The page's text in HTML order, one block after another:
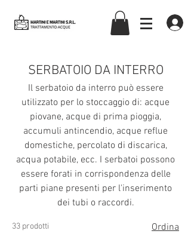
martiniemartinisrl
SERBATOIO DA INTERRO
Il serbatoio da interro può essere
utilizzato per lo stoccaggio di: acque
piovane, acque di prima pioggia,
accumuli antincendio, acque reflue
domestiche, percolato di discarica,
acqua potabile, ecc. I serbatoi possono
essere forati in corrispondenza delle
parti piane presenti per l'inserimento
dei tubi o raccordi.
33 prodotti Ordina